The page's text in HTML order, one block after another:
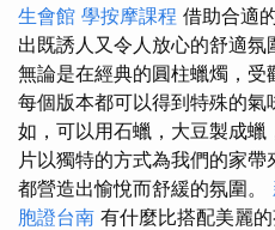
生會館 學按摩課程 借助合適
出既誘人又令人放心的舒適氛
無論是在經典的圓柱蠟燭，受
每個版本都可以得到特殊的氣
如，可以用石蠟，大豆製成
片以獨特的方式為我們的家
都營造出愉悅而舒緩的氛圍。
胞證台南 有什麼比搭配美麗